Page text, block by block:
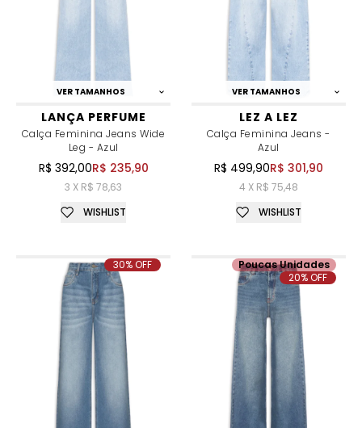
VER TAMANHOS
LANÇA PERFUME
Calça Feminina Jeans Wide
Leg - Azul
R$ 392,00R$ 235,90
3 X R$ 78,63
WISHLIST
VER TAMANHOS
LEZ A LEZ
Calça Feminina Jeans -
Azul
R$ 499,90R$ 301,90
4 X R$ 75,48
WISHLIST
30% OFF
Poucas Unidades
20% OFF